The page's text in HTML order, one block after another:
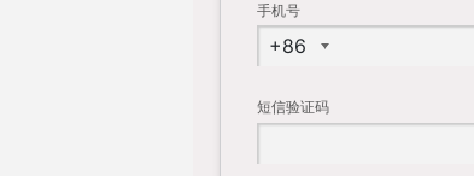
手机号
短信验证码